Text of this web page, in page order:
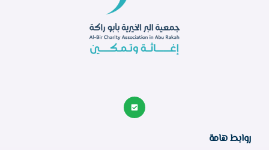
روابط هامة